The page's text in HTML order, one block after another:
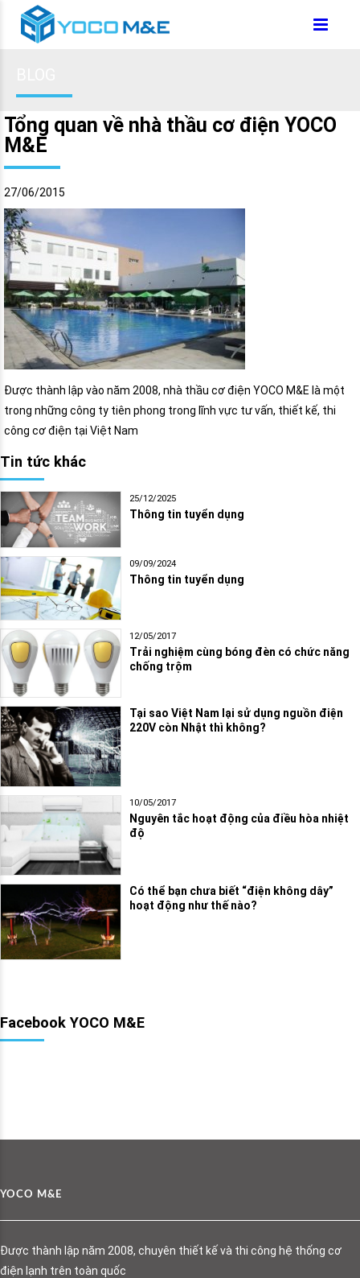
Tổng quan về nhà thầu cơ điện YOCO
M&E
27/06/2015
Được thành lập vào năm 2008, nhà thầu cơ điện YOCO M&E là một
trong những công ty tiên phong trong lĩnh vực tư vấn, thiết kế, thi
công cơ điện tại Việt Nam
Tin tức khác
25/12/2025
Thông tin tuyển dụng
09/09/2024
Thông tin tuyển dụng
12/05/2017
Trải nghiệm cùng bóng đèn có chức năng
chống trộm
Tại sao Việt Nam lại sử dụng nguồn điện
220V còn Nhật thì không?
10/05/2017
Nguyên tắc hoạt động của điều hòa nhiệt
độ
Có thể bạn chưa biết “điện không dây”
hoạt động như thế nào?
Facebook YOCO M&E
YOCO M&E
Được thành lập năm 2008, chuyên thiết kế và thi công hệ thống cơ
điện lạnh trên toàn quốc